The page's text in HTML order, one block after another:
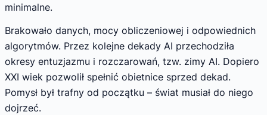
minimalne.
Brakowało danych, mocy obliczeniowej i odpowiednich
algorytmów. Przez kolejne dekady AI przechodziła
okresy entuzjazmu i rozczarowań, tzw. zimy AI. Dopiero
XXI wiek pozwolił spełnić obietnice sprzed dekad.
Pomysł był trafny od początku – świat musiał do niego
dojrzeć.